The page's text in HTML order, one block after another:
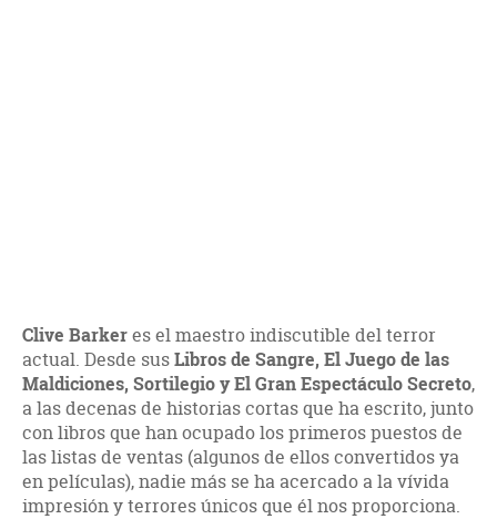
Clive Barkeres el maestro indiscutible del terror
actual. Desde susLibros de Sangre, El Juego de las
Maldiciones, Sortilegio y El Gran Espectáculo Secreto,
a las decenas de historias cortas que ha escrito, junto
con libros que han ocupado los primeros puestos de
las listas de ventas (algunos de ellos convertidos ya
en películas), nadie más se ha acercado a la vívida
impresión y terrores únicos que él nos proporciona.